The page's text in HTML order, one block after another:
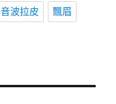
音波拉皮 飄眉